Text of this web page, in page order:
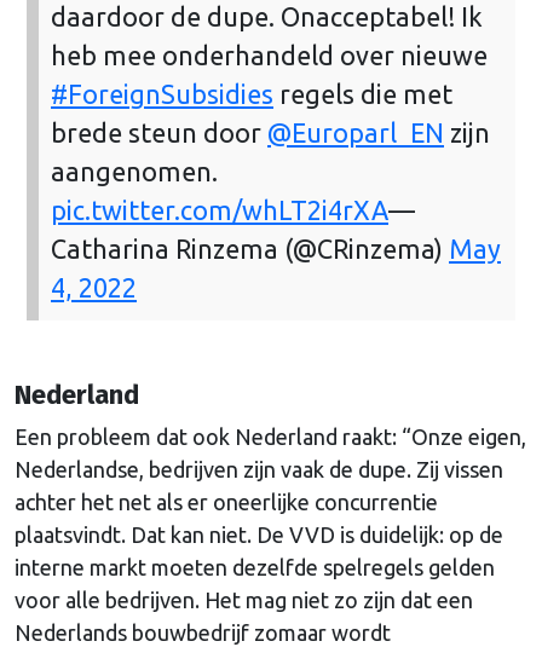
daardoor de dupe. Onacceptabel! Ik
heb mee onderhandeld over nieuwe
#ForeignSubsidies regels die met
brede steun door @Europarl_EN zijn
aangenomen.
pic.twitter.com/whLT2i4rXA—
Catharina Rinzema (@CRinzema) May
4, 2022
Nederland
Een probleem dat ook Nederland raakt: “Onze eigen,
Nederlandse, bedrijven zijn vaak de dupe. Zij vissen
achter het net als er oneerlijke concurrentie
plaatsvindt. Dat kan niet. De VVD is duidelijk: op de
interne markt moeten dezelfde spelregels gelden
voor alle bedrijven. Het mag niet zo zijn dat een
Nederlands bouwbedrijf zomaar wordt